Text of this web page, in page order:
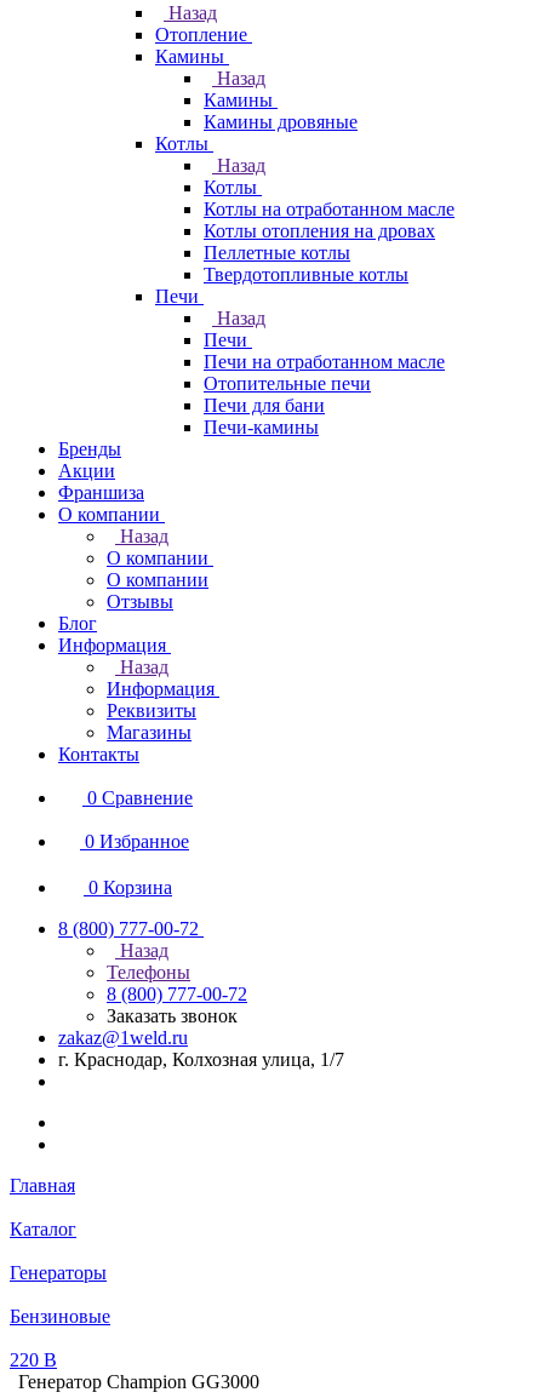
Назад
Отопление
Камины
Назад
Камины
Камины дровяные
Котлы
Назад
Котлы
Котлы на отработанном масле
Котлы отопления на дровах
Пеллетные котлы
Твердотопливные котлы
Печи
Назад
Печи
Печи на отработанном масле
Отопительные печи
Печи для бани
Печи-камины
Бренды
Акции
Франшиза
О компании
Назад
О компании
О компании
Отзывы
Блог
Информация
Назад
Информация
Реквизиты
Магазины
Контакты
0 Сравнение
0 Избранное
0 Корзина
8 (800) 777-00-72
Назад
Телефоны
8 (800) 777-00-72
Заказать звонок
zakaz@1weld.ru
г. Краснодар, Колхозная улица, 1/7
Главная
Каталог
Генераторы
Бензиновые
220 В
Генератор Champion GG3000